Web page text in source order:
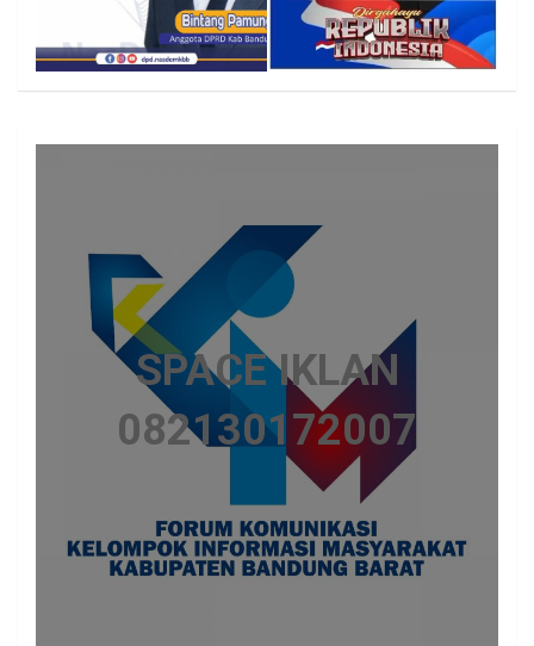
SPACE IKLAN
082130172007